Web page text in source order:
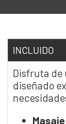
INCLUIDO
Disfruta de
diseñado